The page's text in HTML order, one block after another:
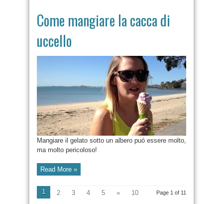
Come mangiare la cacca di
uccello
Mangiare il gelato sotto un albero può essere molto,
ma molto pericoloso!
Read More »
Page 1 of 11
1 2 3 4 5 »
10